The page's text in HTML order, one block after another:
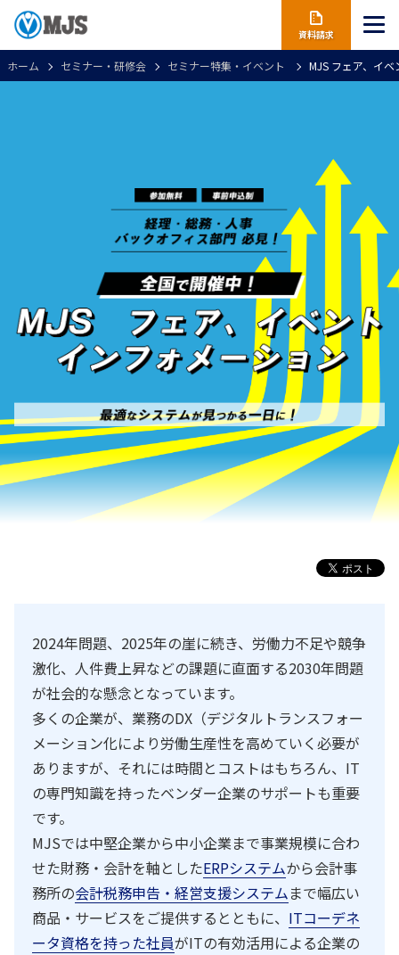
資料請求
ホーム セミナー・研修会 セミナー特集・イベント MJS フェア、イ
2024年問題、2025年の崖に続き、労働力不足や競争
激化、人件費上昇などの課題に直面する2030年問題
が社会的な懸念となっています。
多くの企業が、業務のDX（デジタルトランスフォー
メーション化により労働生産性を高めていく必要が
ありますが、それには時間とコストはもちろん、IT
の専門知識を持ったベンダー企業のサポートも重要
です。
MJSでは中堅企業から中小企業まで事業規模に合わ
せた財務・会計を軸としたERPシステムから会計事
務所の会計税務申告・経営支援システムまで幅広い
商品・サービスをご提供するとともに、 ITコーデネ
ータ資格を持った社員がITの有効活用による企業の